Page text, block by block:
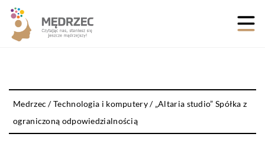
Medrzec /Technologia i komputery/ „Altaria studio” Spółka z
ograniczoną odpowiedzialnością